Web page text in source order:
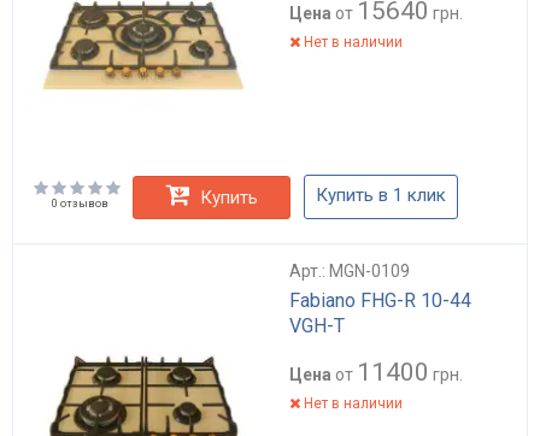
Цена от 15640 грн.
Нет в наличии
0 отзывов Купить Купить в 1 клик
Арт.: MGN-0109
Fabiano FHG-R 10-44
VGH-T
Цена от 11400 грн.
Нет в наличии